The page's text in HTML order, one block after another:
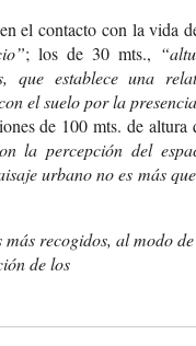
el contacto con la vida
; los de 30 mts.,
que establece una
el suelo por la
de 100 mts. de altura
la percepción del
urbano no es más
más recogidos, al modo
de los